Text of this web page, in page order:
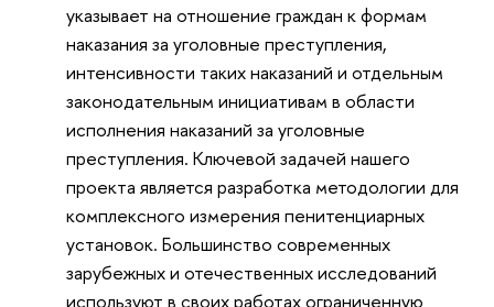
указывает на отношение граждан к формам
наказания за уголовные преступления,
интенсивности таких наказаний и отдельным
законодательным инициативам в области
исполнения наказаний за уголовные
преступления. Ключевой задачей нашего
проекта является разработка методологии для
комплексного измерения пенитенциарных
установок. Большинство современных
зарубежных и отечественных исследований
используют в своих работах ограниченную